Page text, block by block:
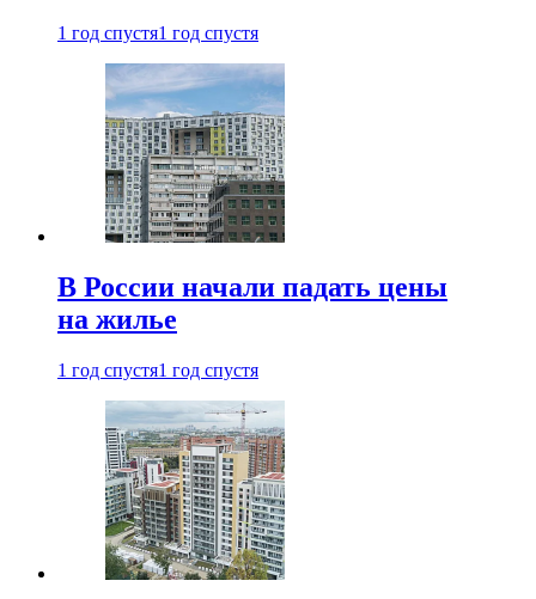
1 год спустя1 год спустя
В России начали падать цены
на жилье
1 год спустя1 год спустя